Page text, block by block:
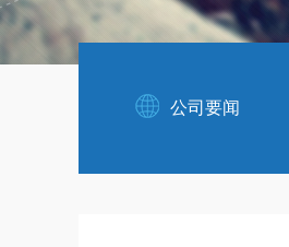
公司要闻